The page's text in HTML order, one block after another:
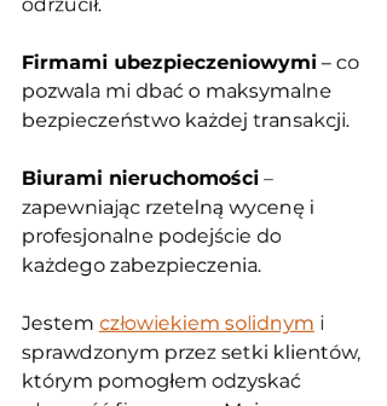
Firmami ubezpieczeniowymi – co
pozwala mi dbać o maksymalne
bezpieczeństwo każdej transakcji.
Biurami nieruchomości –
zapewniając rzetelną wycenę i
profesjonalne podejście do
każdego zabezpieczenia.
Jestem człowiekiem solidnym i
sprawdzonym przez setki klientów,
którym pomogłem odzyskać